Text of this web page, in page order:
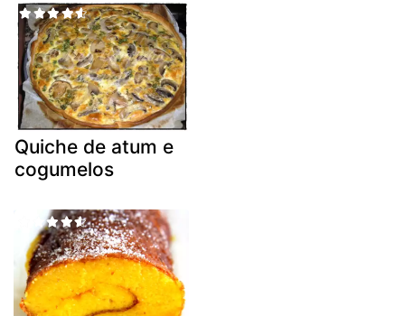
Quiche de atum e
cogumelos